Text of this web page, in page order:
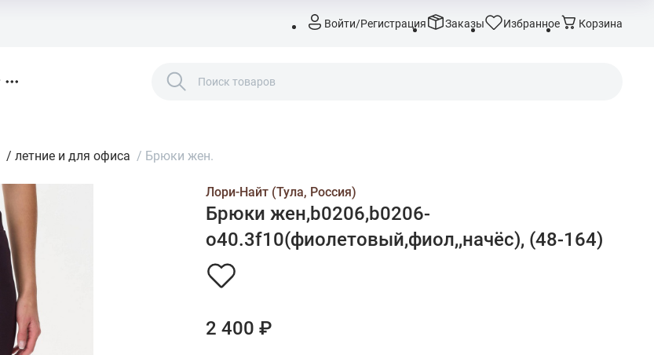
Войти/Регистрация Заказы Избранное Корзина
/ летние и для офиса / Брюки жен.
Лори-Найт (Тула, Россия)
Брюки жен,b0206,b0206-
o40.3f10(фиолетовый,фиол,,начёс), (48-164)
2 400 ₽